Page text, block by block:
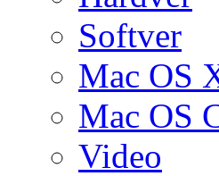
Softver
Mac OS
Mac OS
Video